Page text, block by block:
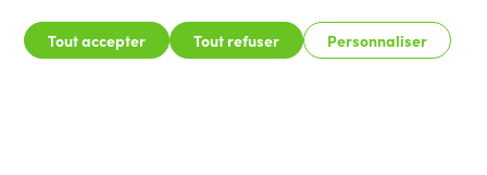
Tout accepter Tout refuser Personnaliser